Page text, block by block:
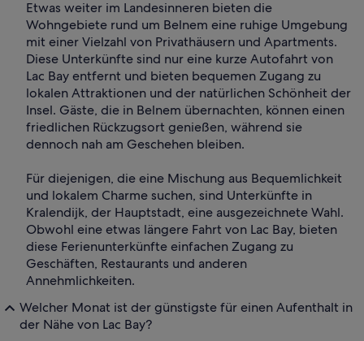
Etwas weiter im Landesinneren bieten die
Wohngebiete rund um Belnem eine ruhige Umgebung
mit einer Vielzahl von Privathäusern und Apartments.
Diese Unterkünfte sind nur eine kurze Autofahrt von
Lac Bay entfernt und bieten bequemen Zugang zu
lokalen Attraktionen und der natürlichen Schönheit der
Insel. Gäste, die in Belnem übernachten, können einen
friedlichen Rückzugsort genießen, während sie
dennoch nah am Geschehen bleiben.
Für diejenigen, die eine Mischung aus Bequemlichkeit
und lokalem Charme suchen, sind Unterkünfte in
Kralendijk, der Hauptstadt, eine ausgezeichnete Wahl.
Obwohl eine etwas längere Fahrt von Lac Bay, bieten
diese Ferienunterkünfte einfachen Zugang zu
Geschäften, Restaurants und anderen
Annehmlichkeiten.
Welcher Monat ist der günstigste für einen Aufenthalt in
der Nähe von Lac Bay?